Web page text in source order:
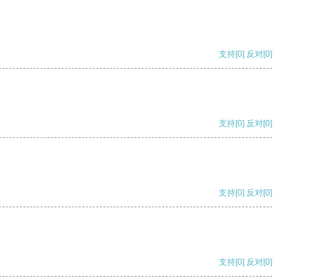
支持[0] 反对[0]
支持[0] 反对[0]
支持[0] 反对[0]
支持[0] 反对[0]